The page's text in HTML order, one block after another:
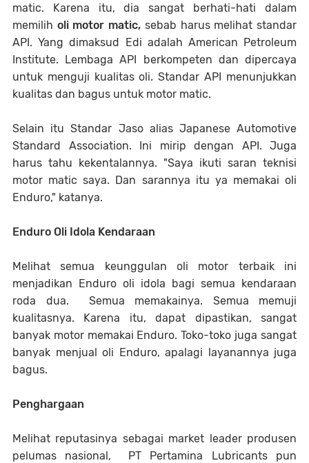
matic. Karena itu, dia sangat berhati-hati dalam
memilih oli motor matic, sebab harus melihat standar
API. Yang dimaksud Edi adalah American Petroleum
Institute. Lembaga API berkompeten dan dipercaya
untuk menguji kualitas oli. Standar API menunjukkan
kualitas dan bagus untuk motor matic.
Selain itu Standar Jaso alias Japanese Automotive
Standard Association. Ini mirip dengan API. Juga
harus tahu kekentalannya. "Saya ikuti saran teknisi
motor matic saya. Dan sarannya itu ya memakai oli
Enduro," katanya.
Enduro Oli Idola Kendaraan
Melihat semua keunggulan oli motor terbaik ini
menjadikan Enduro oli idola bagi semua kendaraan
roda dua. Semua memakainya. Semua memuji
kualitasnya. Karena itu, dapat dipastikan, sangat
banyak motor memakai Enduro. Toko-toko juga sangat
banyak menjual oli Enduro, apalagi layanannya juga
bagus.
Penghargaan
Melihat reputasinya sebagai market leader produsen
pelumas nasional, PT Pertamina Lubricants pun